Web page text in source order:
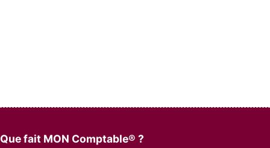
Que fait MON Comptable® ?